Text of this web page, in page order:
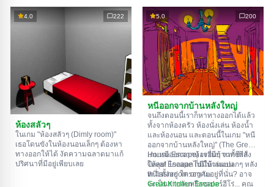
อีกห้องนึง เป็นแบบนี้ไปเรื่อยๆ จนถึง
ห้องที่สิบ ลองเคลียร์ให้ครบทุกห้องสิ!
ไว้ให้และหาทางสู่อิสรภาพ สำรวจ
ห้องอย่างละเอียด บางทีคุณอาจจะ
เจอเบาะแสบางอย่างก็ได้ ขอให้โชค
4.0 222
ห้องสลัวๆ
ในเกม "ห้องสลัวๆ (Dimly room)"
เธอโดนขังในห้องนอนเล็กๆ ต้องหา
ทางออกให้ได้ งัดความฉลาดมาแก้
ปริศนาที่มีอยู่เพียบเลย
5.0 200
หนีออกจากบ้านหลังใหญ่
จนถึงตอนนี้เราก็หาทางออกได้แล้ว
ทั้งจากห้องครัว ห้องนั่งเล่น ห้องน้ำ
และห้องนอน และตอนนี้ในเกม "หนี
ออกจากบ้านหลังใหญ่" (The Great
House Escape) เรามีบ้านทั้งหลัง
ให้ลุย! ไกลออกไปมีบ้านแปลกๆ หลัง
หนึ่งตั้งอยู่ ใครอาศัยอยู่ที่นั่น? อาจ
จะเป็นสายลับหรือซูเปอร์ฮีโร่... คุณ
เกมหนีออกจากห้องอื่นๆ จากซีรีส์
Great Escape ก็มีให้เล่นบน
th.flashroom.org นะ:
Great Kitchen Escape